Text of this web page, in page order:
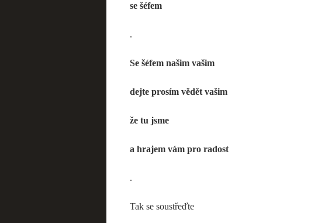
se šéfem
.
Se šéfem našim vašim
dejte prosím vědět vašim
že tu jsme
a hrajem vám pro radost
.
Tak se soustřeďte